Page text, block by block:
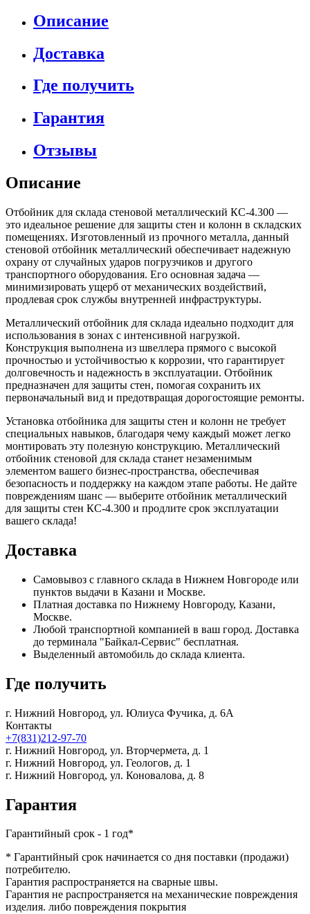
Описание
Доставка
Где получить
Гарантия
Отзывы
Описание
Отбойник для склада стеновой металлический КС-4.300 —
это идеальное решение для защиты стен и колонн в складских
помещениях. Изготовленный из прочного металла, данный
стеновой отбойник металлический обеспечивает надежную
охрану от случайных ударов погрузчиков и другого
транспортного оборудования. Его основная задача —
минимизировать ущерб от механических воздействий,
продлевая срок службы внутренней инфраструктуры.
Металлический отбойник для склада идеально подходит для
использования в зонах с интенсивной нагрузкой.
Конструкция выполнена из швеллера прямого с высокой
прочностью и устойчивостью к коррозии, что гарантирует
долговечность и надежность в эксплуатации. Отбойник
предназначен для защиты стен, помогая сохранить их
первоначальный вид и предотвращая дорогостоящие ремонты.
Установка отбойника для защиты стен и колонн не требует
специальных навыков, благодаря чему каждый может легко
монтировать эту полезную конструкцию. Металлический
отбойник стеновой для склада станет незаменимым
элементом вашего бизнес-пространства, обеспечивая
безопасность и поддержку на каждом этапе работы. Не дайте
повреждениям шанс — выберите отбойник металлический
для защиты стен КС-4.300 и продлите срок эксплуатации
вашего склада!
Доставка
Самовывоз с главного склада в Нижнем Новгороде или
пунктов выдачи в Казани и Москве.
Платная доставка по Нижнему Новгороду, Казани,
Москве.
Любой транспортной компанией в ваш город. Доставка
до терминала "Байкал-Сервис" бесплатная.
Выделенный автомобиль до склада клиента.
Где получить
г. Нижний Новгород, ул. Юлиуса Фучика, д. 6А
Контакты
+7(831)212-97-70
г. Нижний Новгород, ул. Вторчермета, д. 1
г. Нижний Новгород, ул. Геологов, д. 1
г. Нижний Новгород, ул. Коновалова, д. 8
Гарантия
Гарантийный срок - 1 год*
* Гарантийный срок начинается со дня поставки (продажи)
потребителю.
Гарантия распространяется на сварные швы.
Гарантия не распространяется на механические повреждения
изделия. либо повреждения покрытия